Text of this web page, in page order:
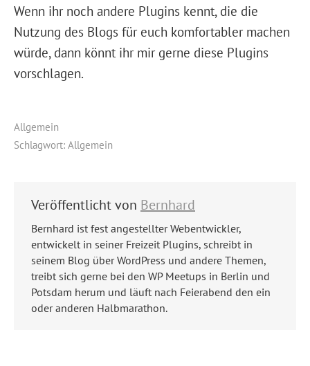
Wenn ihr noch andere Plugins kennt, die die
Nutzung des Blogs für euch komfortabler machen
würde, dann könnt ihr mir gerne diese Plugins
vorschlagen.
Allgemein
Schlagwort: Allgemein
Veröffentlicht von Bernhard
Bernhard ist fest angestellter Webentwickler,
entwickelt in seiner Freizeit Plugins, schreibt in
seinem Blog über WordPress und andere Themen,
treibt sich gerne bei den WP Meetups in Berlin und
Potsdam herum und läuft nach Feierabend den ein
oder anderen Halbmarathon.